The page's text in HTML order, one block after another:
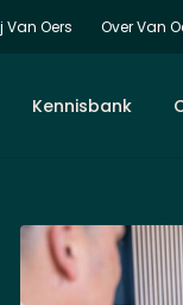
Van Oers Over Van
Kennisbank